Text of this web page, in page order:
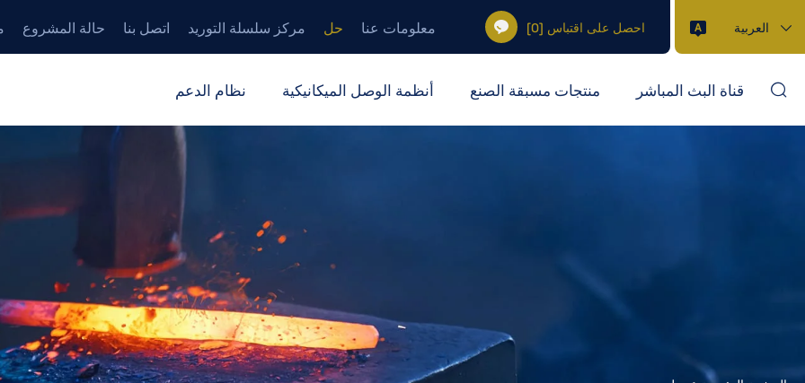
العربية احصل على اقتباس [
0
] معلومات عنا حل مركز سلسلة التوريد اتصل بنا حالة المشروع
قناة البث المباشر منتجات مسبقة الصنع أنظمة الوصل الميكانيكية نظام الدعم